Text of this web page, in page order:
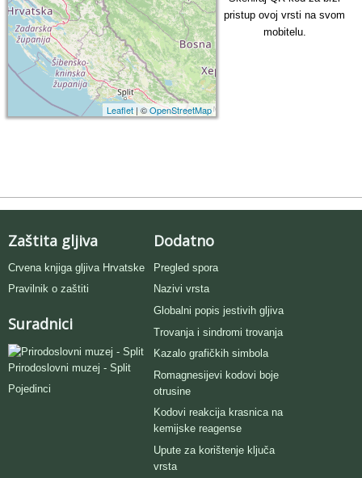
Leaflet| ©OpenStreetMap
pristup ovoj vrsti na svom
mobitelu.
Zaštita gljiva
Crvena knjiga gljiva Hrvatske
Pravilnik o zaštiti
Suradnici
Prirodoslovni muzej - Split
Pojedinci
Dodatno
Pregled spora
Nazivi vrsta
Globalni popis jestivih gljiva
Trovanja i sindromi trovanja
Kazalo grafičkih simbola
Romagnesijevi kodovi boje
otrusine
Kodovi reakcija krasnica na
kemijske reagense
Upute za korištenje ključa
vrsta